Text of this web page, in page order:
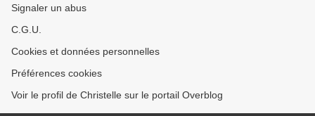
Signaler un abus
C.G.U.
Cookies et données personnelles
Préférences cookies
Voir le profil de Christelle sur le portail Overblog